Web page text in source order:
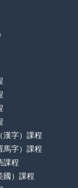
漢字）課程
馬字）課程
課程
國）課程